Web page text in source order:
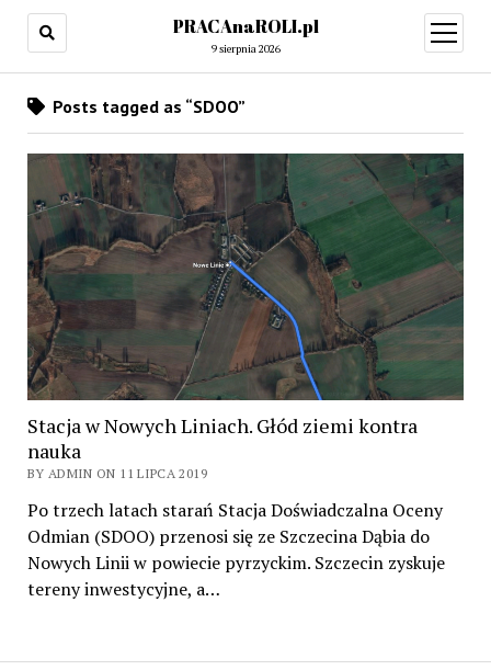
PRACAnaROLI.pl
9 sierpnia 2026
open
menu
Posts tagged as “SDOO”
Stacja w Nowych Liniach. Głód ziemi kontra
nauka
BY ADMIN ON 11 LIPCA 2019
Po trzech latach starań Stacja Doświadczalna Oceny
Odmian (SDOO) przenosi się ze Szczecina Dąbia do
Nowych Linii w powiecie pyrzyckim. Szczecin zyskuje
tereny inwestycyjne, a…